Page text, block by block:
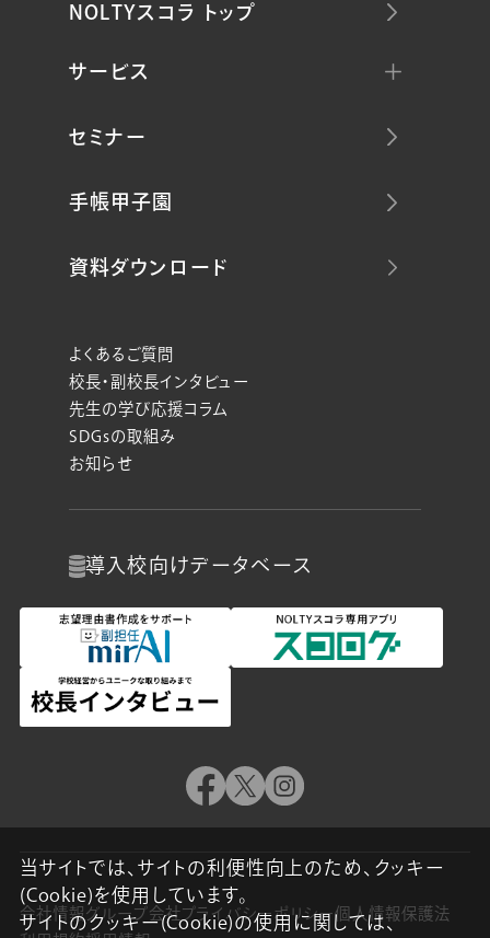
NOLTYスコラ トップ
サービス
セミナー
手帳甲子園
資料ダウンロード
よくあるご質問
校長・副校長インタビュー
先生の学び応援コラム
SDGsの取組み
お知らせ
導入校向けデータベース
会社情報 グループ会社プライバシーポリシー個人情報保護法
当サイトでは、サイトの利便性向上のため、クッキー
(Cookie)を使用しています。
サイトのクッキー(Cookie)の使用に関しては、